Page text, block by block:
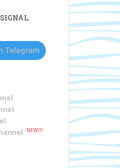
Telegram
NEW!!!